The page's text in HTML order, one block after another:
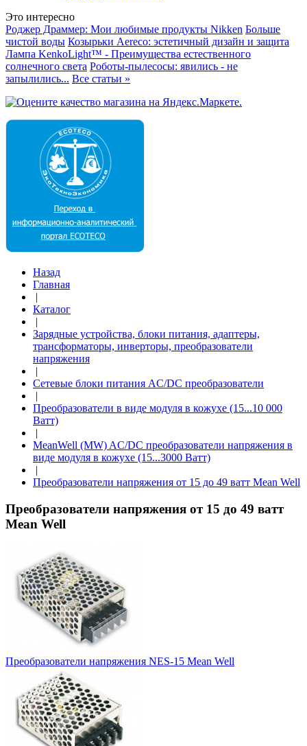
Это интересно
Роджер Драммер: Мои любимые продукты Nikken Больше
чистой воды Козырьки Aereco: эстетичный дизайн и защита
Лампа KenkoLight™ - Преимущества естественного
солнечного света Роботы-пылесосы: явились - не
запылились... Все статьи »
Назад
Главная
|
Каталог
|
Зарядные устройства, блоки питания, адаптеры,
трансформаторы, инверторы, преобразователи
напряжения
|
Сетевые блоки питания AC/DC преобразователи
|
Преобразователи в виде модуля в кожухе (15...10 000
Ватт)
|
MeanWell (MW) AC/DC преобразователи напряжения в
виде модуля в кожухе (15...3000 Ватт)
|
Преобразователи напряжения от 15 до 49 ватт Mean Well
Преобразователи напряжения от 15 до 49 ватт
Mean Well
Преобразователи напряжения NES-15 Mean Well